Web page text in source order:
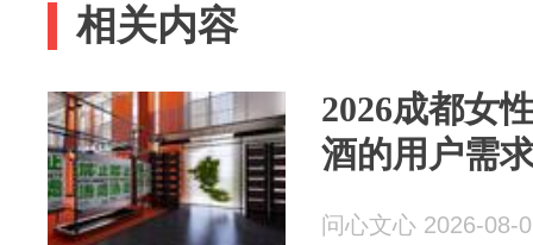
相关内容
2026成都女
酒的用户需
问心文心 2026-08-